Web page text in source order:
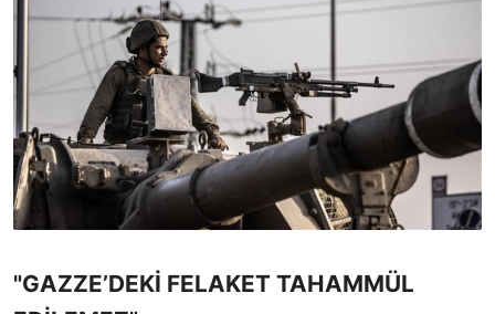
"GAZZE’DEKİ FELAKET TAHAMMÜL